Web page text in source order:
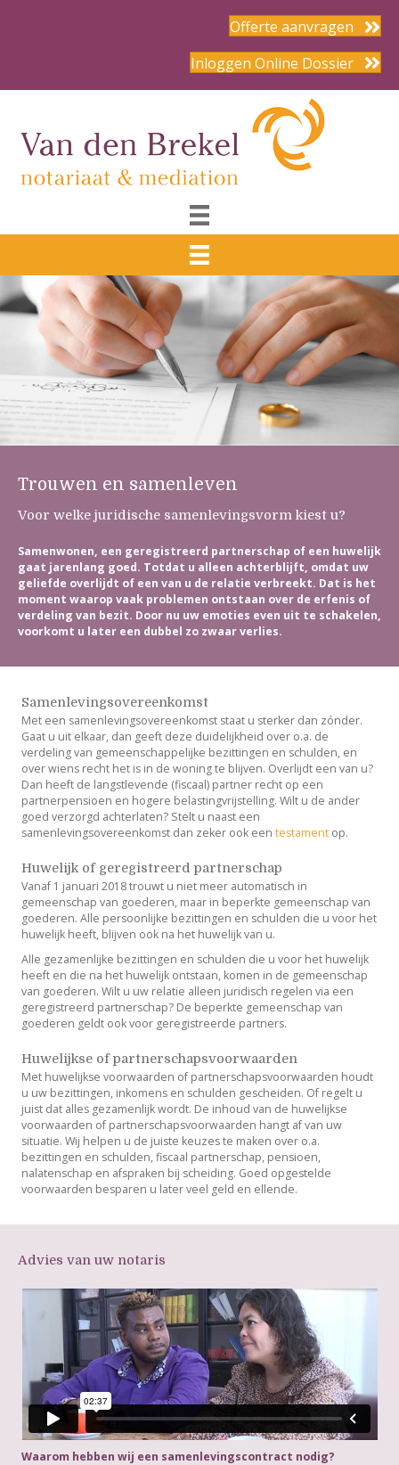
Offerte aanvragen
Inloggen Online Dossier
Trouwen en samenleven
Voor welke juridische samenlevingsvorm kiest u?
Samenwonen, een geregistreerd partnerschap of een huwelijk
gaat jarenlang goed. Totdat u alleen achterblijft, omdat uw
geliefde overlijdt of een van u de relatie verbreekt. Dat is het
moment waarop vaak problemen ontstaan over de erfenis of
verdeling van bezit. Door nu uw emoties even uit te schakelen,
voorkomt u later een dubbel zo zwaar verlies.
Samenlevingsovereenkomst
Met een samenlevingsovereenkomst staat u sterker dan zónder.
Gaat u uit elkaar, dan geeft deze duidelijkheid over o.a. de
verdeling van gemeenschappelijke bezittingen en schulden, en
over wiens recht het is in de woning te blijven. Overlijdt een van u?
Dan heeft de langstlevende (fiscaal) partner recht op een
partnerpensioen en hogere belastingvrijstelling. Wilt u de ander
goed verzorgd achterlaten? Stelt u naast een
samenlevingsovereenkomst dan zeker ook een testament op.
Huwelijk of geregistreerd partnerschap
Vanaf 1 januari 2018 trouwt u niet meer automatisch in
gemeenschap van goederen, maar in beperkte gemeenschap van
goederen. Alle persoonlijke bezittingen en schulden die u voor het
huwelijk heeft, blijven ook na het huwelijk van u.
Alle gezamenlijke bezittingen en schulden die u voor het huwelijk
heeft en die na het huwelijk ontstaan, komen in de gemeenschap
van goederen. Wilt u uw relatie alleen juridisch regelen via een
geregistreerd partnerschap? De beperkte gemeenschap van
goederen geldt ook voor geregistreerde partners.
Huwelijkse of partnerschapsvoorwaarden
Met huwelijkse voorwaarden of partnerschapsvoorwaarden houdt
u uw bezittingen, inkomens en schulden gescheiden. Of regelt u
juist dat alles gezamenlijk wordt. De inhoud van de huwelijkse
voorwaarden of partnerschapsvoorwaarden hangt af van uw
situatie. Wij helpen u de juiste keuzes te maken over o.a.
bezittingen en schulden, fiscaal partnerschap, pensioen,
nalatenschap en afspraken bij scheiding. Goed opgestelde
voorwaarden besparen u later veel geld en ellende.
Advies van uw notaris
Waarom hebben wij een samenlevingscontract nodig?